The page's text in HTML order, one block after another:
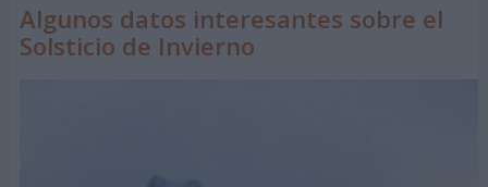
Algunos datos interesantes sobre el
Solsticio de Invierno